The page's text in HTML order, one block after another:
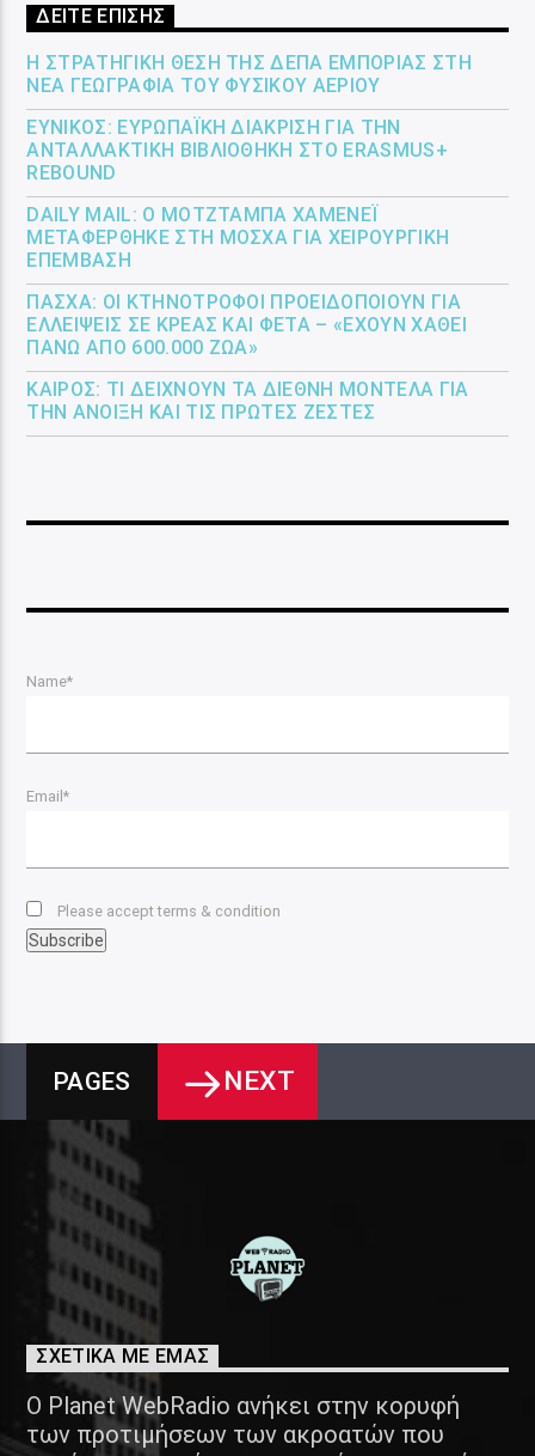
ΔΕΙΤΕ ΕΠΙΣΗΣ
Η ΣΤΡΑΤΗΓΙΚΉ ΘΈΣΗ ΤΗΣ ΔΕΠΑ ΕΜΠΟΡΊΑΣ ΣΤΗ
ΝΈΑ ΓΕΩΓΡΑΦΊΑ ΤΟΥ ΦΥΣΙΚΟΎ ΑΕΡΊΟΥ
ΕΎΝΙΚΟΣ: ΕΥΡΩΠΑΪΚΉ ΔΙΆΚΡΙΣΗ ΓΙΑ ΤΗΝ
ΑΝΤΑΛΛΑΚΤΙΚΉ ΒΙΒΛΙΟΘΉΚΗ ΣΤΟ ERASMUS+
REBOUND
DAILY MAIL: Ο ΜΟΤΖΤΆΜΠΑ ΧΑΜΕΝΕΪ́
ΜΕΤΑΦΈΡΘΗΚΕ ΣΤΗ ΜΌΣΧΑ ΓΙΑ ΧΕΙΡΟΥΡΓΙΚΉ
ΕΠΈΜΒΑΣΗ
ΠΆΣΧΑ: ΟΙ ΚΤΗΝΟΤΡΌΦΟΙ ΠΡΟΕΙΔΟΠΟΙΟΎΝ ΓΙΑ
ΕΛΛΕΊΨΕΙΣ ΣΕ ΚΡΈΑΣ ΚΑΙ ΦΈΤΑ – «ΈΧΟΥΝ ΧΑΘΕΊ
ΠΆΝΩ ΑΠΌ 600.000 ΖΏΑ»
ΚΑΙΡΌΣ: ΤΙ ΔΕΊΧΝΟΥΝ ΤΑ ΔΙΕΘΝΉ ΜΟΝΤΈΛΑ ΓΙΑ
ΤΗΝ ΆΝΟΙΞΗ ΚΑΙ ΤΙΣ ΠΡΏΤΕΣ ΖΈΣΤΕΣ
Name*
Email*
Please accept terms & condition
PAGES NEXT
ΣΧΕΤΙΚΑ ΜΕ ΕΜΑΣ
Ο Planet WebRadio ανήκει στην κορυφή
των προτιμήσεων των ακροατών που